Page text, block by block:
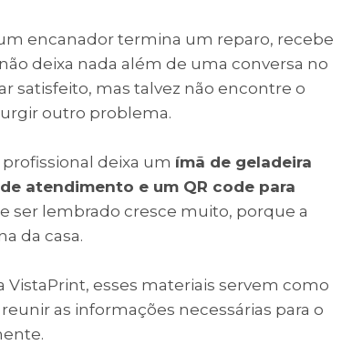
encanador termina um reparo, recebe
deixa nada além de uma conversa no
satisfeito, mas talvez não encontre o
outro problema.
deixa um ímã de geladeira
atendimento e um QR code para
ser lembrado cresce muito, porque a
da casa.
esses materiais servem como
as informações necessárias para o